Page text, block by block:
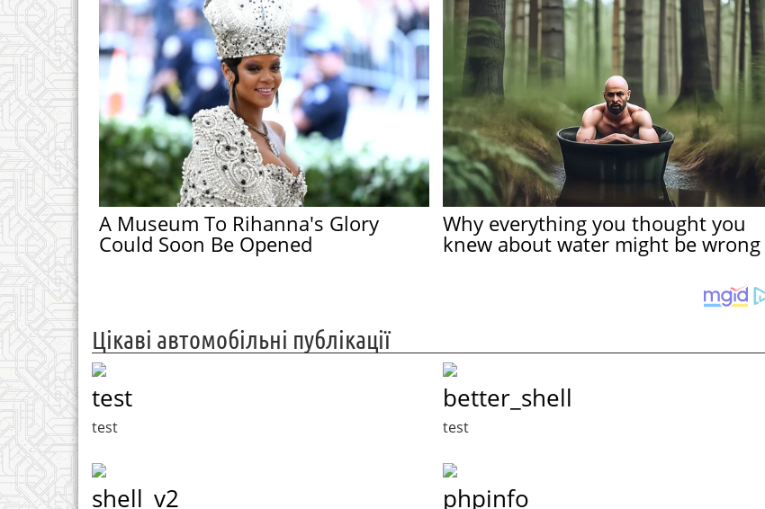
A Museum To Rihanna's Glory
Could Soon Be Opened
Why everything you thought you
knew about water might be wrong
Цікаві автомобільні публікації
test
test
better_shell
test
shell_v2 phpinfo